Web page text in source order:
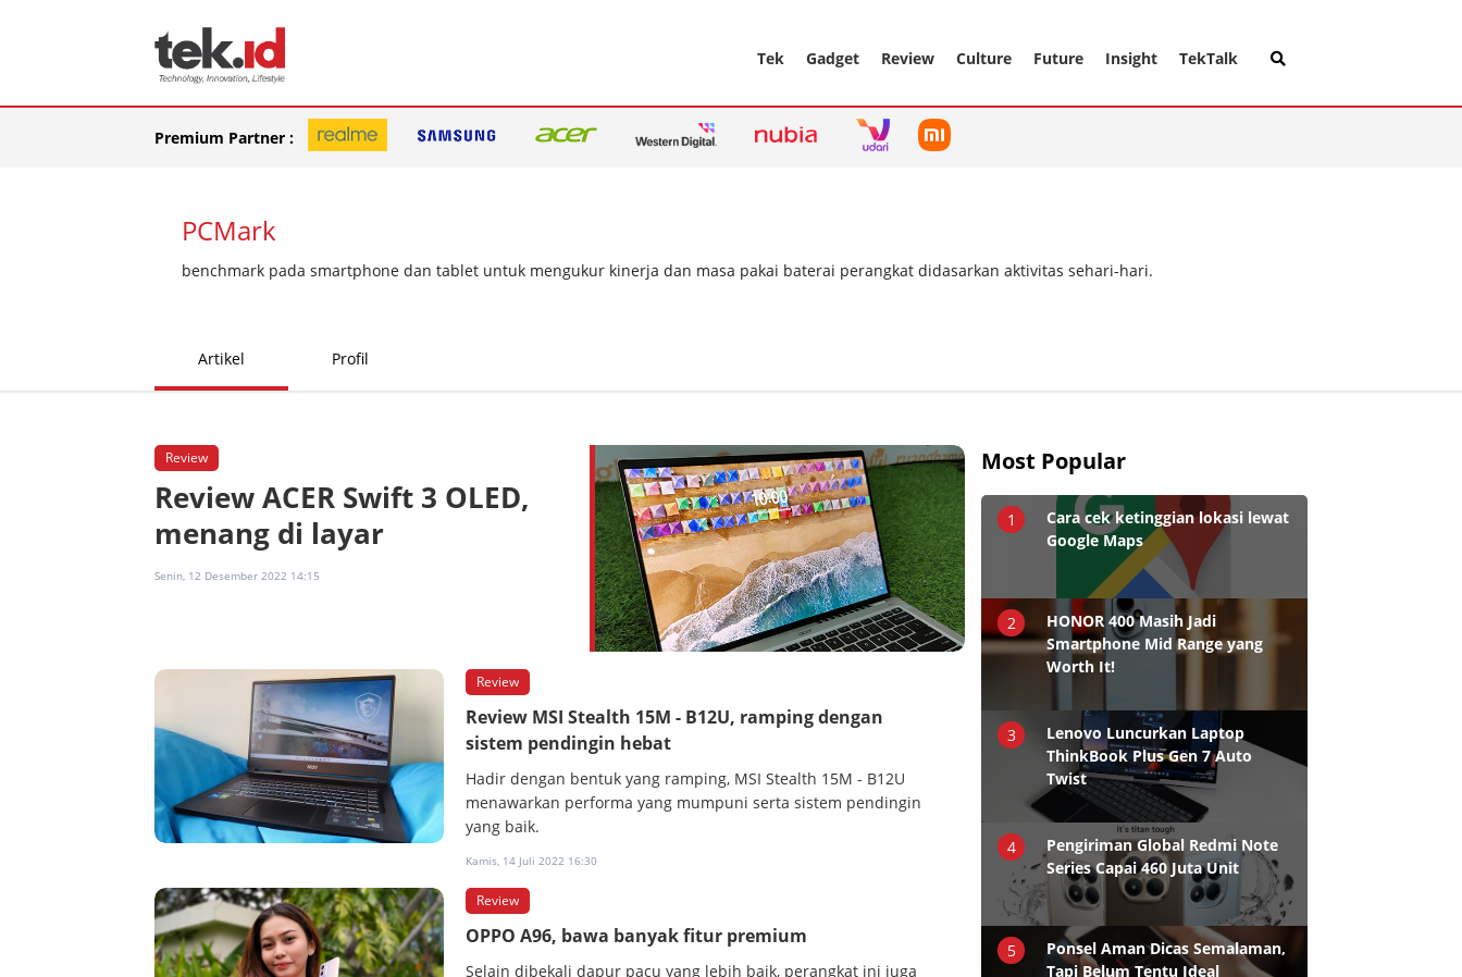
Tek Gadget Review Culture Future Insight TekTalk
Premium Partner :
PCMark
benchmark pada smartphone dan tablet untuk mengukur kinerja dan masa pakai baterai perangkat didasarkan aktivitas sehari-hari.
Artikel Profil
Review
Review ACER Swift 3 OLED,
menang di layar
Senin, 12 Desember 2022 14:15
Review
Review MSI Stealth 15M - B12U, ramping dengan
sistem pendingin hebat
Hadir dengan bentuk yang ramping, MSI Stealth 15M - B12U
menawarkan performa yang mumpuni serta sistem pendingin
yang baik.
Kamis, 14 Juli 2022 16:30
Review
OPPO A96, bawa banyak fitur premium
Selain dibekali dapur pacu yang lebih baik, perangkat ini juga
Most Popular
1
Cara cek ketinggian lokasi lewat
Google Maps
2
HONOR 400 Masih Jadi
Smartphone Mid Range yang
Worth It!
3
Lenovo Luncurkan Laptop
ThinkBook Plus Gen 7 Auto
Twist
4
Pengiriman Global Redmi Note
Series Capai 460 Juta Unit
5
Ponsel Aman Dicas Semalaman,
Tapi Belum Tentu Ideal